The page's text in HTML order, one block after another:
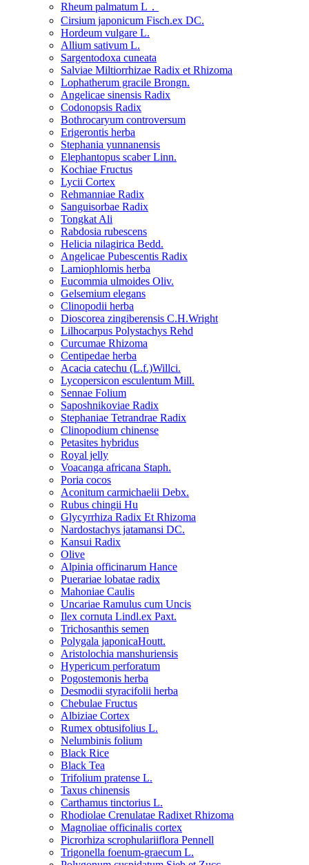
Rheum palmatum L．
Cirsium japonicum Fisch.ex DC.
Hordeum vulgare L.
Allium sativum L.
Sargentodoxa cuneata
Salviae Miltiorrhizae Radix et Rhizoma
Lophatherum gracile Brongn.
Angelicae sinensis Radix
Codonopsis Radix
Bothrocaryum controversum
Erigerontis herba
Stephania yunnanensis
Elephantopus scaber Linn.
Kochiae Fructus
Lycii Cortex
Rehmanniae Radix
Sanguisorbae Radix
Tongkat Ali
Rabdosia rubescens
Helicia nilagirica Bedd.
Angelicae Pubescentis Radix
Lamiophlomis herba
Eucommia ulmoides Oliv.
Gelsemium elegans
Clinopodii herba
Dioscorea zingiberensis C.H.Wright
Lilhocarpus Polystachys Rehd
Curcumae Rhizoma
Centipedae herba
Acacia catechu (L.f.)Willci.
Lycopersicon esculentum Mill.
Sennae Folium
Saposhnikoviae Radix
Stephaniae Tetrandrae Radix
Clinopodium chinense
Petasites hybridus
Royal jelly
Voacanga africana Staph.
Poria cocos
Aconitum carmichaelii Debx.
Rubus chingii Hu
Glycyrrhiza Radix Et Rhizoma
Nardostachys jatamansi DC.
Kansui Radix
Olive
Alpinia officinarum Hance
Puerariae lobatae radix
Mahoniae Caulis
Uncariae Ramulus cum Uncis
Ilex cornuta Lindl.ex Paxt.
Trichosanthis semen
Polygala japonicaHoutt.
Aristolochia manshuriensis
Hypericum perforatum
Pogostemonis herba
Desmodii styracifolii herba
Chebulae Fructus
Albiziae Cortex
Rumex obtusifolius L.
Nelumbinis folium
Black Rice
Black Tea
Trifolium pratense L.
Taxus chinensis
Carthamus tinctorius L.
Rhodiolae Crenulatae Radixet Rhizoma
Magnoliae officinalis cortex
Picrorhiza scrophulariiflora Pennell
Trigonella foenum-graecum L.